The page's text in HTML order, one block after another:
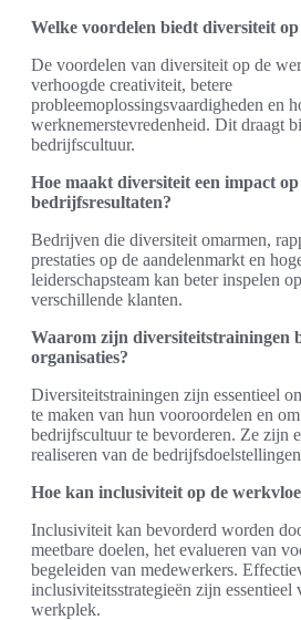
Welke voordelen biedt diversiteit
De voordelen van diversiteit op de
verhoogde creativiteit, betere
probleemoplossingsvaardigheden en
werknemerstevredenheid. Dit draagt
bedrijfscultuur.
Hoe maakt diversiteit een impact op
bedrijfsresultaten?
Bedrijven die diversiteit omarmen,
prestaties op de aandelenmarkt en
leiderschapsteam kan beter inspelen
verschillende klanten.
Waarom zijn diversiteitstrainingen
organisaties?
Diversiteitstrainingen zijn essentieel
te maken van hun vooroordelen en
bedrijfscultuur te bevorderen. Ze zijn
realiseren van de
Hoe kan inclusiviteit op de
Inclusiviteit kan bevorderd worden
meetbare doelen, het evalueren van
begeleiden van medewerkers.
inclusiviteitsstrategieën zijn essentieel
werkplek.